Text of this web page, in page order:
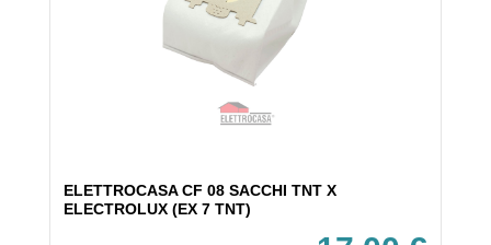
ELETTROCASA CF 08 SACCHI TNT X
ELECTROLUX (EX 7 TNT)